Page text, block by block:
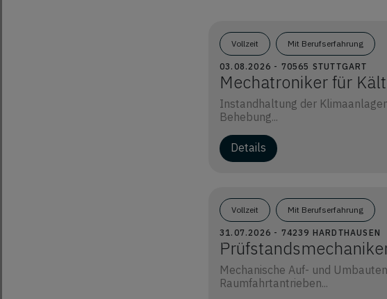
Vollzeit Mit Berufserfahrung
03.08.2026 - 70565 STUTTGART
Mechatroniker für
Instandhaltung der
Behebung...
Details
Vollzeit Mit Berufserfahrung
31.07.2026 - 74239 HARDTHAUSEN
Mechanische Auf- und
Raumfahrtantrieben...